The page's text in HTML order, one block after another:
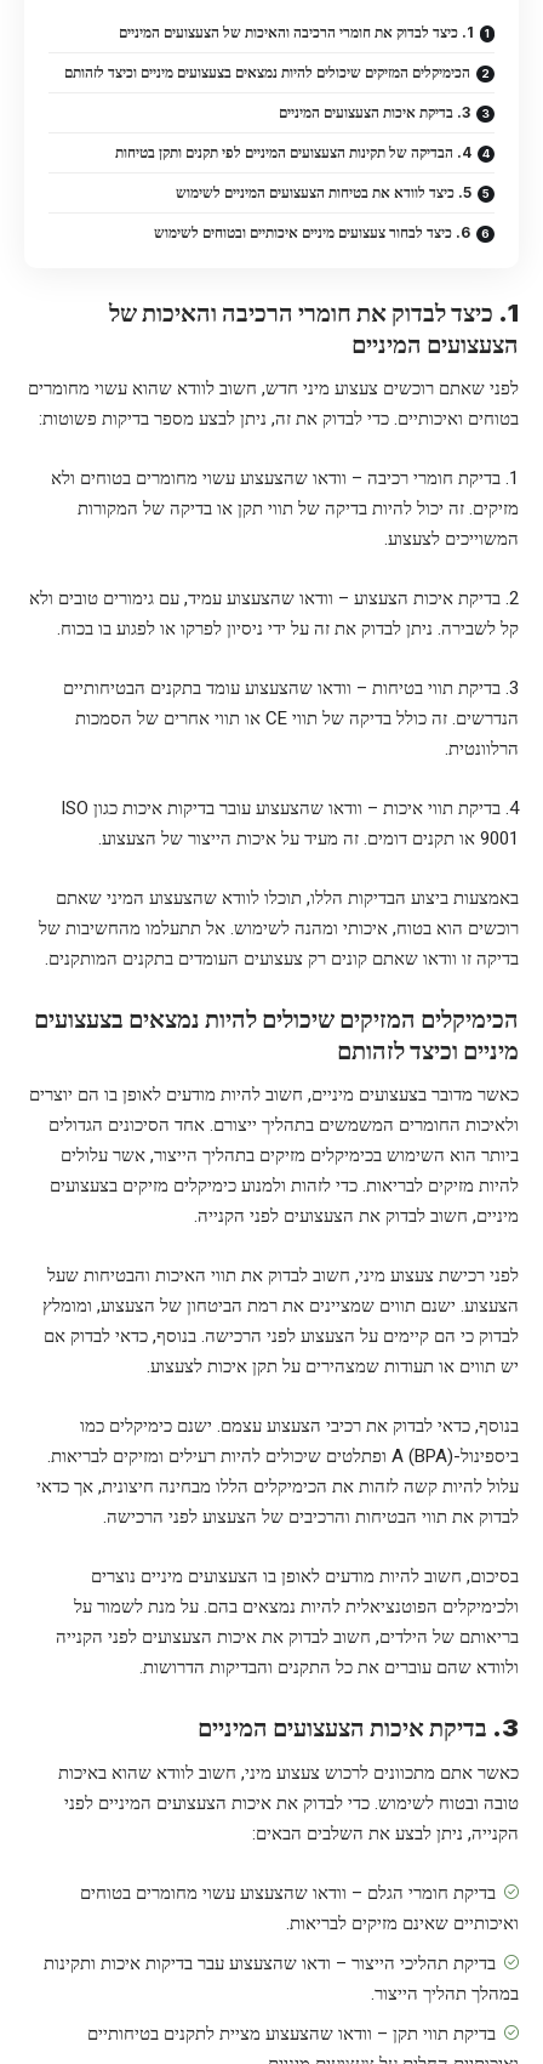
1. כיצד לבדוק את חומרי הרכיבה והאיכות של הצעצועים המיניים
הכימיקלים המזיקים שיכולים להיות נמצאים בצעצועים מיניים וכיצד לזהותם
3. בדיקת איכות הצעצועים המיניים
4. הבדיקה של תקינות הצעצועים המיניים לפי תקנים ותקן בטיחות
5. כיצד לוודא את בטיחות הצעצועים המיניים לשימוש
6. כיצד לבחור צעצועים מיניים איכותיים ובטוחים לשימוש
1. כיצד לבדוק את חומרי הרכיבה והאיכות של
הצעצועים המיניים
לפני שאתם רוכשים צעצוע מיני חדש, חשוב לוודא שהוא עשוי מחומרים
בטוחים ואיכותיים. כדי לבדוק את זה, ניתן לבצע מספר בדיקות פשוטות:
1. בדיקת חומרי רכיבה – וודאו שהצעצוע עשוי מחומרים בטוחים ולא
מזיקים. זה יכול להיות בדיקה של תווי תקן או בדיקה של המקורות
המשוייכים לצעצוע.
2. בדיקת איכות הצעצוע – וודאו שהצעצוע עמיד, עם גימורים טובים ולא
קל לשבירה. ניתן לבדוק את זה על ידי ניסיון לפרקו או לפגוע בו בכוח.
3. בדיקת תווי בטיחות – וודאו שהצעצוע עומד בתקנים הבטיחותיים
הנדרשים. זה כולל בדיקה של תווי CE או תווי אחרים של הסמכות
הרלוונטית.
4. בדיקת תווי איכות – וודאו שהצעצוע עובר בדיקות איכות כגון ISO
9001 או תקנים דומים. זה מעיד על איכות הייצור של הצעצוע.
באמצעות ביצוע הבדיקות הללו, תוכלו לוודא שהצעצוע המיני שאתם
רוכשים הוא בטוח, איכותי ומהנה לשימוש. אל תתעלמו מהחשיבות של
בדיקה זו וודאו שאתם קונים רק צעצועים העומדים בתקנים המותקנים.
הכימיקלים המזיקים שיכולים להיות נמצאים בצעצועים
מיניים וכיצד לזהותם
כאשר מדובר בצעצועים מיניים, חשוב להיות מודעים לאופן בו הם יוצרים
ולאיכות החומרים המשמשים בתהליך ייצורם. אחד הסיכונים הגדולים
ביותר הוא השימוש בכימיקלים מזיקים בתהליך הייצור, אשר עלולים
להיות מזיקים לבריאות. כדי לזהות ולמנוע כימיקלים מזיקים בצעצועים
מיניים, חשוב לבדוק את הצעצועים לפני הקנייה.
לפני רכישת צעצוע מיני, חשוב לבדוק את תווי האיכות והבטיחות שעל
הצעצוע. ישנם תווים שמציינים את רמת הביטחון של הצעצוע, ומומלץ
לבדוק כי הם קיימים על הצעצוע לפני הרכישה. בנוסף, כדאי לבדוק אם
יש תווים או תעודות שמצהירים על תקן איכות לצעצוע.
בנוסף, כדאי לבדוק את רכיבי הצעצוע עצמם. ישנם כימיקלים כמו
ביספינול-A (BPA) ופתלטים שיכולים להיות רעילים ומזיקים לבריאות.
עלול להיות קשה לזהות את הכימיקלים הללו מבחינה חיצונית, אך כדאי
לבדוק את תווי הבטיחות והרכיבים של הצעצוע לפני הרכישה.
בסיכום, חשוב להיות מודעים לאופן בו הצעצועים מיניים נוצרים
ולכימיקלים הפוטנציאלית להיות נמצאים בהם. על מנת לשמור על
בריאותם של הילדים, חשוב לבדוק את איכות הצעצועים לפני הקנייה
ולוודא שהם עוברים את כל התקנים והבדיקות הדרושות.
3. בדיקת איכות הצעצועים המיניים
כאשר אתם מתכוונים לרכוש צעצוע מיני, חשוב לוודא שהוא באיכות
טובה ובטוח לשימוש. כדי לבדוק את איכות הצעצועים המיניים לפני
הקנייה, ניתן לבצע את השלבים הבאים:
בדיקת חומרי הגלם – וודאו שהצעצוע עשוי מחומרים בטוחים
ואיכותיים שאינם מזיקים לבריאות.
בדיקת תהליכי הייצור – ודאו שהצעצוע עבר בדיקות איכות ותקינות
במהלך תהליך הייצור.
בדיקת תווי תקן – וודאו שהצעצוע מציית לתקנים בטיחותיים